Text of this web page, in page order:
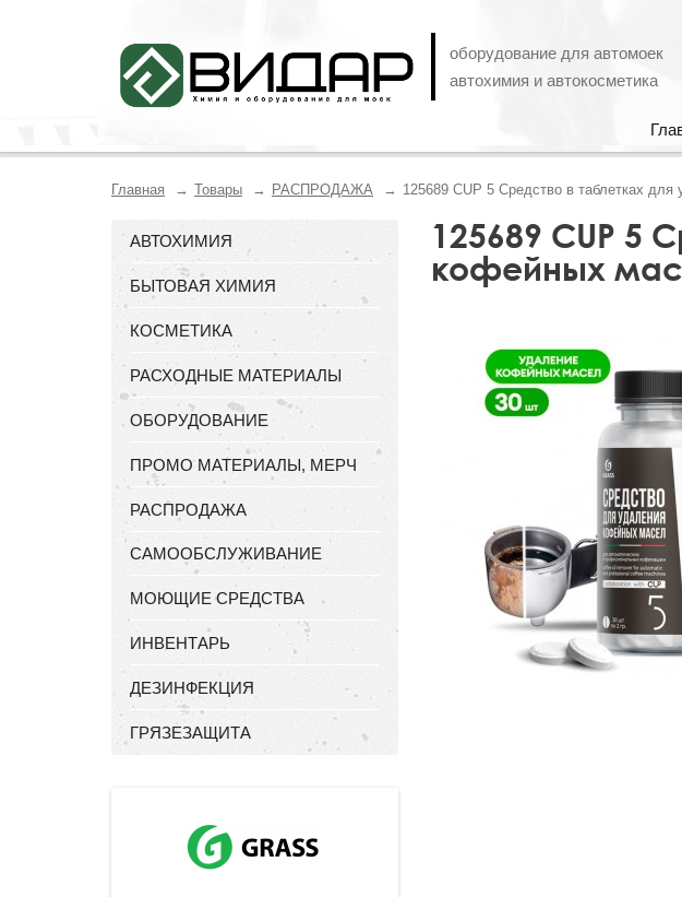
оборудование для автомоек
автохимия и автокосметика
Главная Товары РАСПРОДАЖА 125689 CUP 5 Средство в таблетках
АВТОХИМИЯ
БЫТОВАЯ ХИМИЯ
КОСМЕТИКА
РАСХОДНЫЕ МАТЕРИАЛЫ
ОБОРУДОВАНИЕ
ПРОМО МАТЕРИАЛЫ, МЕРЧ
РАСПРОДАЖА
САМООБСЛУЖИВАНИЕ
МОЮЩИЕ СРЕДСТВА
ИНВЕНТАРЬ
ДЕЗИНФЕКЦИЯ
ГРЯЗЕЗАЩИТА
125689 CUP 5
кофейных